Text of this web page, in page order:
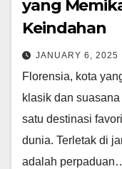
yang
Keindahan
JANUARY 6, 2025
Florensia, kota
klasik dan
satu destinasi
dunia. Terletak di
adalah